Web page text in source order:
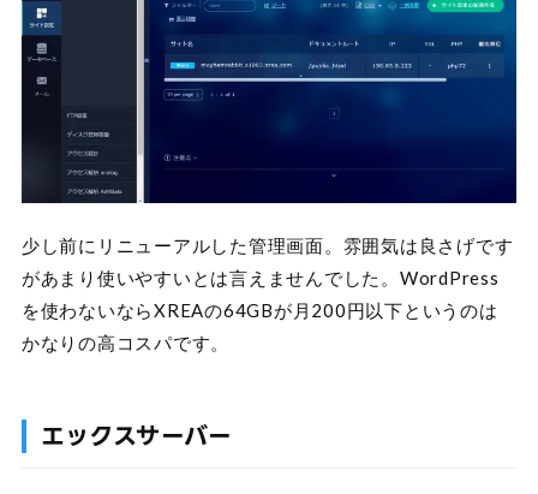
少し前にリニューアルした管理画面。雰囲気は良さげです
があまり使いやすいとは言えませんでした。WordPress
を使わないならXREAの64GBが月200円以下というのは
かなりの高コスパです。
エックスサーバー